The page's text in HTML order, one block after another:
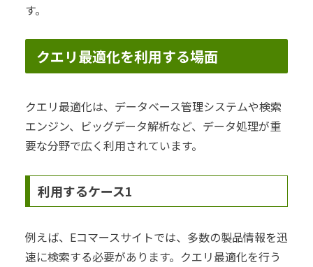
す。
クエリ最適化を利用する場面
クエリ最適化は、データベース管理システムや検索
エンジン、ビッグデータ解析など、データ処理が重
要な分野で広く利用されています。
利用するケース1
例えば、Eコマースサイトでは、多数の製品情報を迅
速に検索する必要があります。クエリ最適化を行う